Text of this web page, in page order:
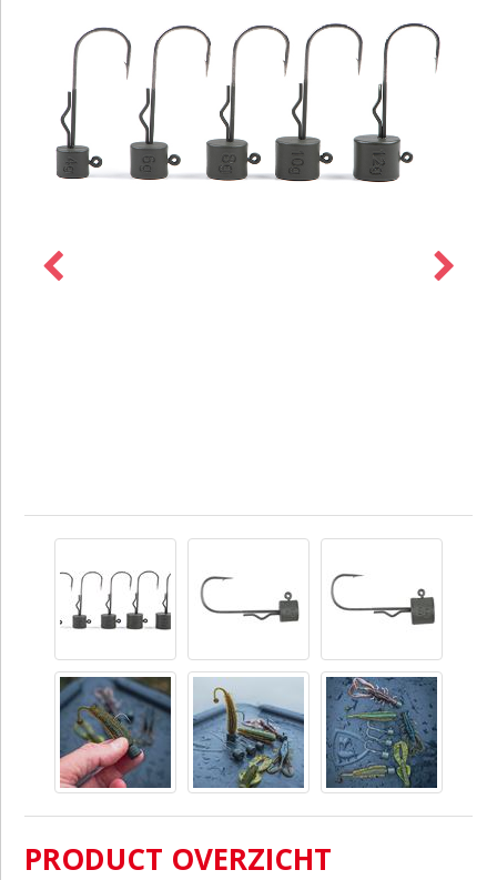
PRODUCT OVERZICHT